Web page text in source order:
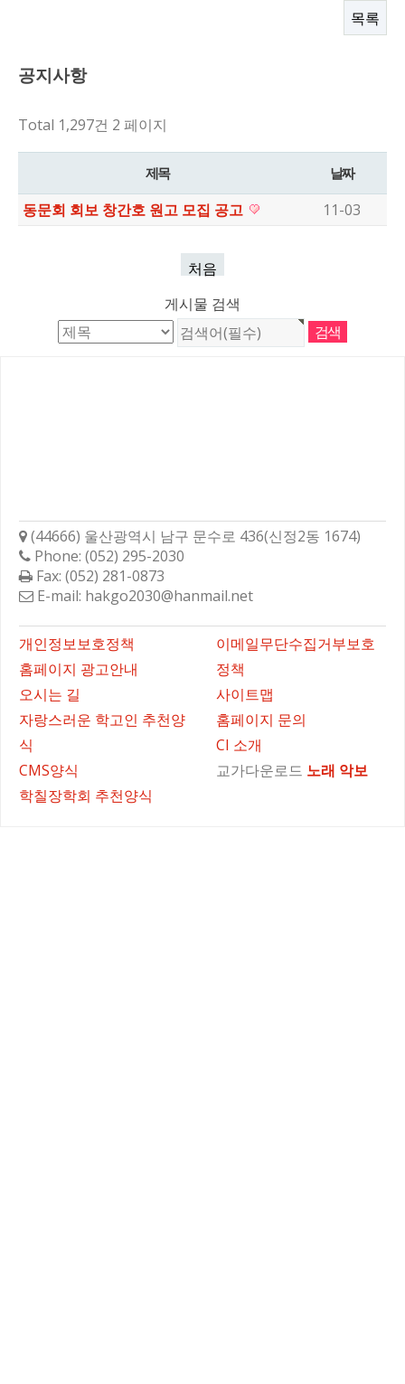
목록
공지사항
Total 1,297건 2 페이지
제목 날짜
동문회 회보 창간호 원고 모집 공고 11-03
처음
게시물 검색
(44666) 울산광역시 남구 문수로 436(신정2동 1674)
Phone: (052) 295-2030
Fax: (052) 281-0873
E-mail: hakgo2030@hanmail.net
개인정보보호정책
홈페이지 광고안내
오시는 길
자랑스러운 학고인 추천양
식
CMS양식
학칠장학회 추천양식
이메일무단수집거부보호
정책
사이트맵
홈페이지 문의
CI 소개
교가다운로드 노래 악보